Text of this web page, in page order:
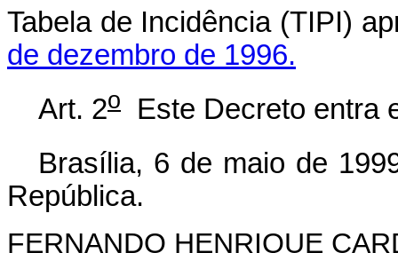
Tabela de Incidência (TIPI)
de dezembro de 1996.
Art. 2o
Este Decreto entra
Brasília, 6 de maio de
República.
FERNANDO HENRIQUE